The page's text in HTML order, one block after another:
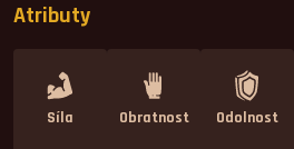
Atributy
Síla Obratnost Odolnost